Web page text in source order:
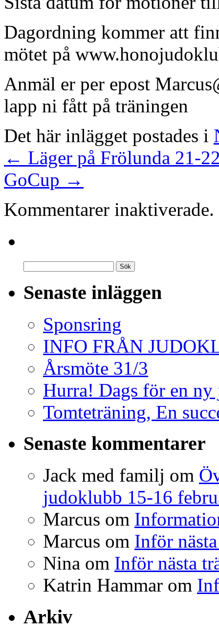
Dagordning kommer att
mötet på
Anmäl er per epost
lapp ni fått på träningen
Det här inlägget postades i
← Läger på Frölunda 21-
GoCup →
Kommentarer inaktiverade.
Senaste inläggen
Sponsring
INFO FRÅN
Årsmöte 31/3
Hurra! Dags för en
Tomteträning, En
Senaste kommentarer
Jack med familj om
judoklubb 15-16
Marcus om
Marcus om Inför
Nina om Inför nästa
Katrin Hammar om
Arkiv